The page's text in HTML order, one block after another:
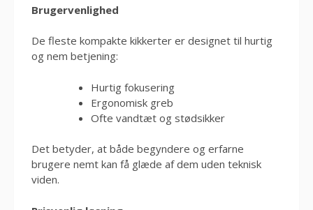
Brugervenlighed
De fleste kompakte kikkerter er designet til hurtig
og nem betjening:
Hurtig fokusering
Ergonomisk greb
Ofte vandtæt og stødsikker
Det betyder, at både begyndere og erfarne
brugere nemt kan få glæde af dem uden teknisk
viden.